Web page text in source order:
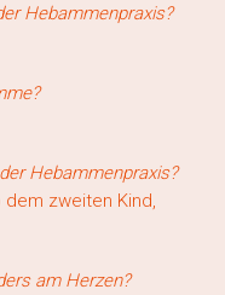
Hebammenpraxis?
Hebammenpraxis?
zweiten Kind,
am Herzen?